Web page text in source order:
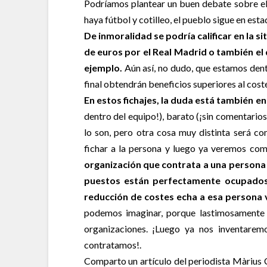
Podríamos plantear un buen debate sobre
haya fútbol y cotilleo, el pueblo sigue en
De inmoralidad se podría calificar en la
de euros por el Real Madrid o también
ejemplo. Aún así, no dudo, que estamos
final obtendrán beneficios superiores al
En estos fichajes, la duda está también
dentro del equipo!), barato (¡sin
lo son, pero otra cosa muy distinta será
fichar a la persona y luego ya veremos
organización que contrata a una
puestos están perfectamente
reducción de costes echa a esa
podemos imaginar, porque
organizaciones. ¡Luego ya nos
contratamos!.
Comparto un artículo del periodista Màrius